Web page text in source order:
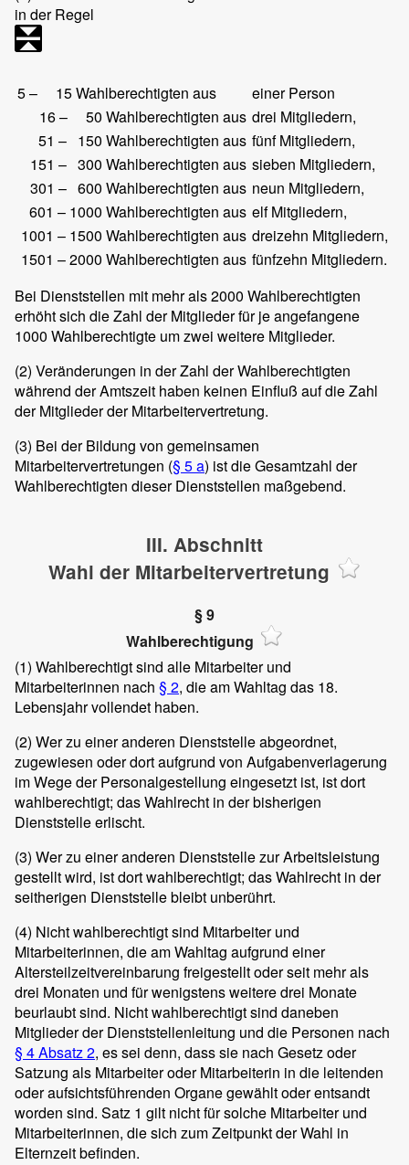
in der Regel
5 – 15 Wahlberechtigten aus
einer Person
16 – 50 Wahlberechtigten aus drei Mitgliedern,
51 – 150 Wahlberechtigten aus fünf Mitgliedern,
151 – 300 Wahlberechtigten aus sieben Mitgliedern,
301 – 600 Wahlberechtigten aus neun Mitgliedern,
601 – 1000 Wahlberechtigten aus elf Mitgliedern,
1001 – 1500 Wahlberechtigten aus dreizehn Mitgliedern,
1501 – 2000 Wahlberechtigten aus fünfzehn Mitgliedern.
Bei Dienststellen mit mehr als 2000 Wahlberechtigten
erhöht sich die Zahl der Mitglieder für je angefangene
1000 Wahlberechtigte um zwei weitere Mitglieder.
(2) Veränderungen in der Zahl der Wahlberechtigten
während der Amtszeit haben keinen Einfluß auf die Zahl
der Mitglieder der Mitarbeitervertretung.
(3) Bei der Bildung von gemeinsamen
Mitarbeitervertretungen (§ 5 a) ist die Gesamtzahl der
Wahlberechtigten dieser Dienststellen maßgebend.
III. Abschnitt
Wahl der Mitarbeitervertretung
§ 9
Wahlberechtigung
(1) Wahlberechtigt sind alle Mitarbeiter und
Mitarbeiterinnen nach § 2, die am Wahltag das 18.
Lebensjahr vollendet haben.
(2) Wer zu einer anderen Dienststelle abgeordnet,
zugewiesen oder dort aufgrund von Aufgabenverlagerung
im Wege der Personalgestellung eingesetzt ist, ist dort
wahlberechtigt; das Wahlrecht in der bisherigen
Dienststelle erlischt.
(3) Wer zu einer anderen Dienststelle zur Arbeitsleistung
gestellt wird, ist dort wahlberechtigt; das Wahlrecht in der
seitherigen Dienststelle bleibt unberührt.
(4) Nicht wahlberechtigt sind Mitarbeiter und
Mitarbeiterinnen, die am Wahltag aufgrund einer
Altersteilzeitvereinbarung freigestellt oder seit mehr als
drei Monaten und für wenigstens weitere drei Monate
beurlaubt sind. Nicht wahlberechtigt sind daneben
Mitglieder der Dienststellenleitung und die Personen nach
§ 4 Absatz 2, es sei denn, dass sie nach Gesetz oder
Satzung als Mitarbeiter oder Mitarbeiterin in die leitenden
oder aufsichtsführenden Organe gewählt oder entsandt
worden sind. Satz 1 gilt nicht für solche Mitarbeiter und
Mitarbeiterinnen, die sich zum Zeitpunkt der Wahl in
Elternzeit befinden.